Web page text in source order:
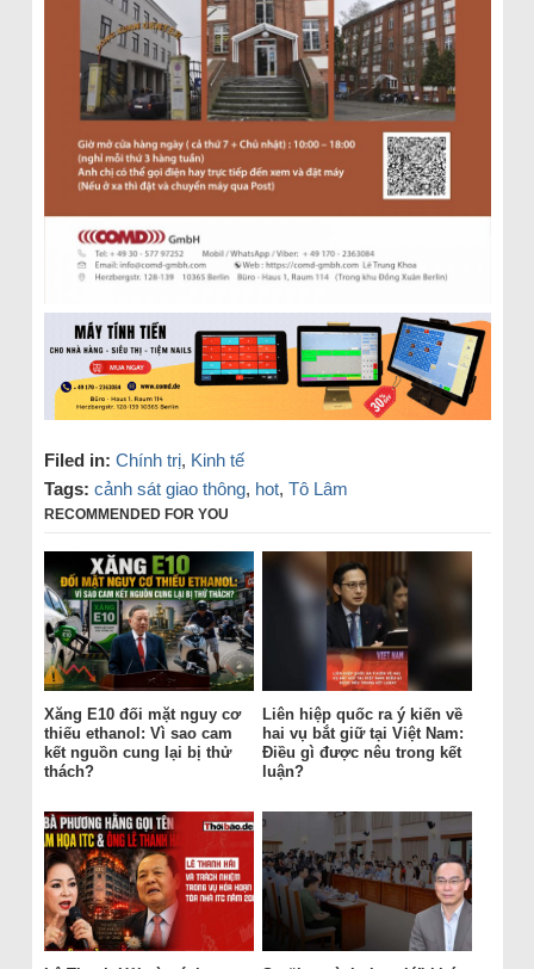
Filed in: Chính trị, Kinh tế
Tags: cảnh sát giao thông, hot, Tô Lâm
RECOMMENDED FOR YOU
Xăng E10 đối mặt nguy cơ
thiếu ethanol: Vì sao cam
kết nguồn cung lại bị thử
thách?
Liên hiệp quốc ra ý kiến về
hai vụ bắt giữ tại Việt Nam:
Điều gì được nêu trong kết
luận?